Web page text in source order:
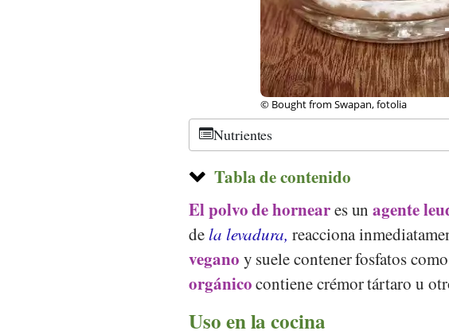
© CC-by-sa 2.0, Inke Weissenborn,
Nutrientes
Tabla de contenido
El polvo de horneares unagente
de la levadura, reacciona
vegano y suele contener fosfatos
orgánicocontiene crémor tártaro u
Uso en la cocina